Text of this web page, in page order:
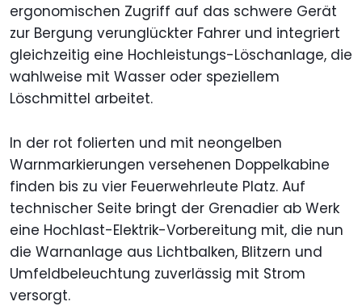
ergonomischen Zugriff auf das schwere Gerät
zur Bergung verunglückter Fahrer und integriert
gleichzeitig eine Hochleistungs-Löschanlage, die
wahlweise mit Wasser oder speziellem
Löschmittel arbeitet.
In der rot folierten und mit neongelben
Warnmarkierungen versehenen Doppelkabine
finden bis zu vier Feuerwehrleute Platz. Auf
technischer Seite bringt der Grenadier ab Werk
eine Hochlast-Elektrik-Vorbereitung mit, die nun
die Warnanlage aus Lichtbalken, Blitzern und
Umfeldbeleuchtung zuverlässig mit Strom
versorgt.